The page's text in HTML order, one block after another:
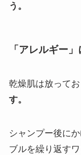
う。
「アレルギー
乾燥肌は放ってお
す。
シャンプー後に
ブルを繰り返す